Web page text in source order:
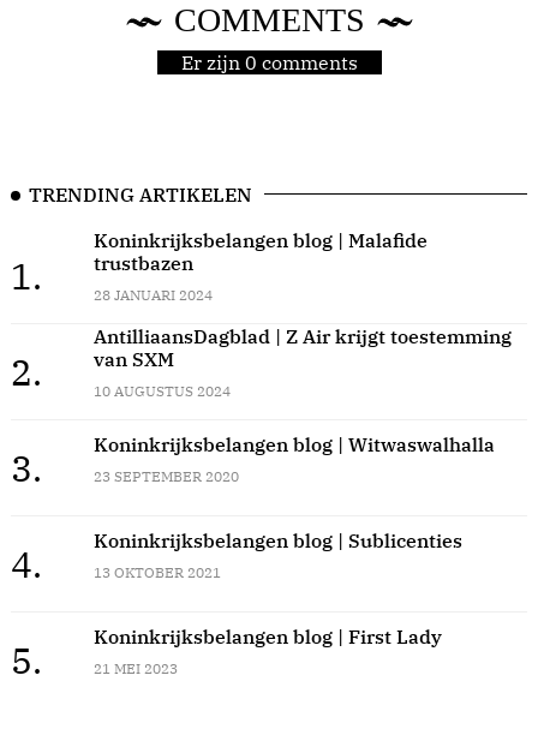
COMMENTS
Er zijn 0 comments
TRENDING ARTIKELEN
1.
Koninkrijksbelangen blog | Malafide
trustbazen
28 JANUARI 2024
2.
AntilliaansDagblad | Z Air krijgt toestemming
van SXM
10 AUGUSTUS 2024
3.
Koninkrijksbelangen blog | Witwaswalhalla
23 SEPTEMBER 2020
4.
Koninkrijksbelangen blog | Sublicenties
13 OKTOBER 2021
5.
Koninkrijksbelangen blog | First Lady
21 MEI 2023